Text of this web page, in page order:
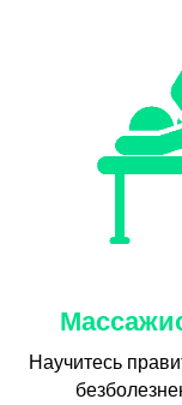
Научитесь